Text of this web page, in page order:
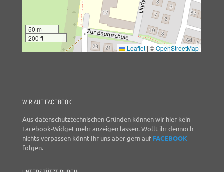
50 m
200 ft
Leaflet | ©OpenStreetMap
WIR AUF FACEBOOK
Aus datenschutztechnischen Gründen können wir hier kein
Facebook-Widget mehr anzeigen lassen. Wollt ihr dennoch
nichts verpassen könnt Ihr uns aber gern auf FACEBOOK
folgen.